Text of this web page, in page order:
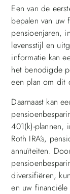
Een van de
bepalen van uw
pensioenjaren,
levensstijl en
informatie kan
het benodigde
een plan om dit
Daarnaast kan
401(k)-plannen,
Roth IRA’s,
annuïteiten.
diversifiëren,
en uw